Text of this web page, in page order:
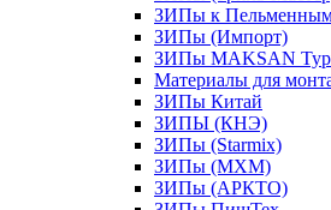
ЗИПы к Пельменным
ЗИПы (Импорт)
ЗИПы MAKSAN
Материалы для
ЗИПы Китай
ЗИПЫ (КНЭ)
ЗИПы (Starmix)
ЗИПы (МХМ)
ЗИПы (АРКТО)